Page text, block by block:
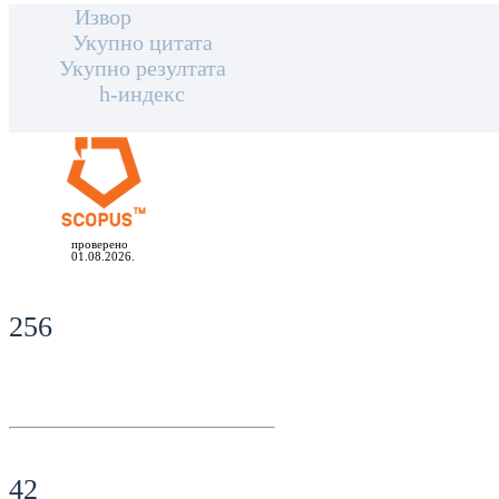
Извор
Укупно цитата
Укупно резултата
h-индекс
проверено
01.08.2026.
256
42